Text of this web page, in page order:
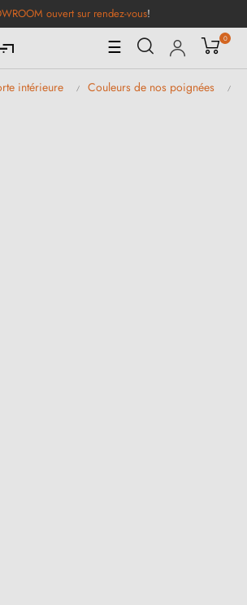
ouvert sur rendez-vous!
Basculer
la
navigation
☰ 0
intérieure Couleurs de nos poignées